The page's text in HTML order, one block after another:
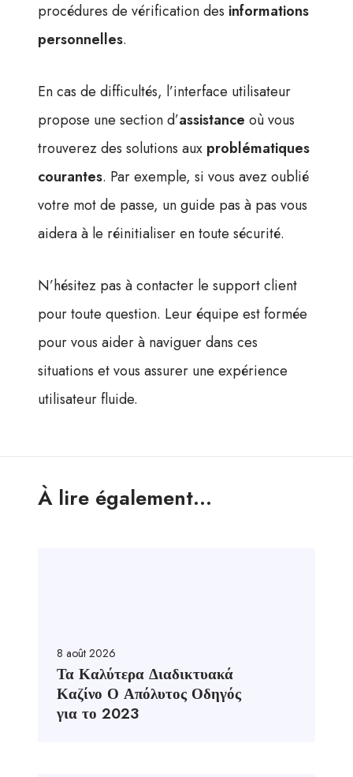
procédures de vérification des informations
personnelles.
En cas de difficultés, l’interface utilisateur
propose une section d’assistance où vous
trouverez des solutions aux problématiques
courantes. Par exemple, si vous avez oublié
votre mot de passe, un guide pas à pas vous
aidera à le réinitialiser en toute sécurité.
N’hésitez pas à contacter le support client
pour toute question. Leur équipe est formée
pour vous aider à naviguer dans ces
situations et vous assurer une expérience
utilisateur fluide.
À lire également...
8 août 2026
Τα Καλύτερα Διαδικτυακά
Καζίνο Ο Απόλυτος Οδηγός
για το 2023